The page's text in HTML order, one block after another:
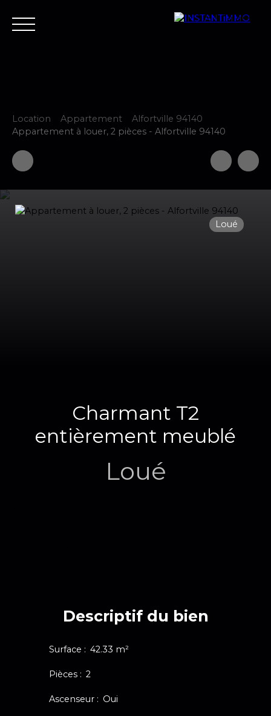
Accueil Estimer Vendre Acheter Neuf
Location Appartement
Alfortville 94140
Appartement à louer, 2 pièces - Alfortville 94140
Loué
Charmant T2
entièrement meublé
Loué
Descriptif du bien
Surface : 42.33 m²
Pièces : 2
Ascenseur : Oui